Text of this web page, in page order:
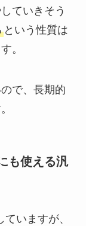
ていきそう
という性質は
。
で、長期的
も使える汎
いますが、